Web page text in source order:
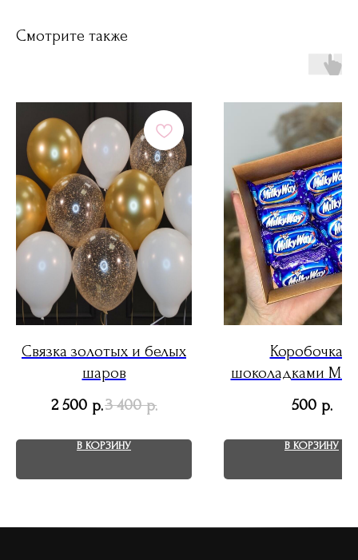
Смотрите также
Связка золотых и белых
шаров
2 500 р.3 400 р.
В КОРЗИНУ
Коробочка с
шоколадками
500 р.
В КОРЗИНУ